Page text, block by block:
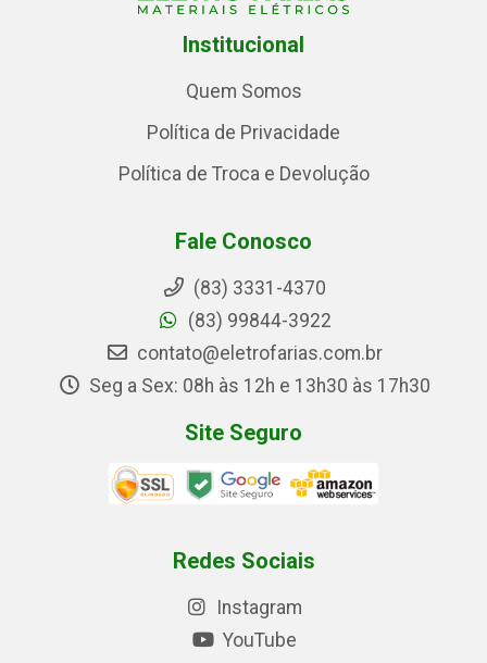
Institucional
Quem Somos
Política de Privacidade
Política de Troca e Devolução
Fale Conosco
(83) 3331-4370
(83) 99844-3922
contato@eletrofarias.com.br
Seg a Sex: 08h às 12h e 13h30 às 17h30
Site Seguro
Redes Sociais
Instagram
YouTube